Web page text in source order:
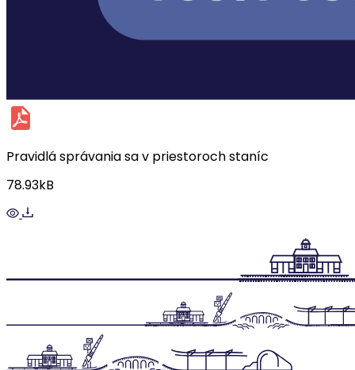
Pravidlá správania sa v priestoroch staníc
78.93kB